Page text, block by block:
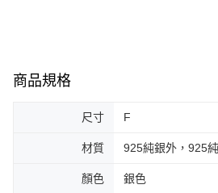
商品規格
尺寸 F
材質 925純銀外，925
顏色 銀色